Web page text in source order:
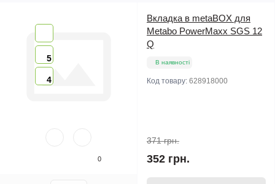
5
4
0
Вкладка в metaBOX для
Metabo PowerMaxx SGS 12
Q
В наявності
Код товару: 628918000
371 грн.
352 грн.